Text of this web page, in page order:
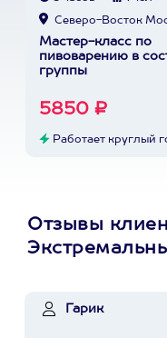
Северо-Восток
Мастер-класс по
пивоварению в
группы
5850 ₽
Работает круглый
Отзывы
Гарик